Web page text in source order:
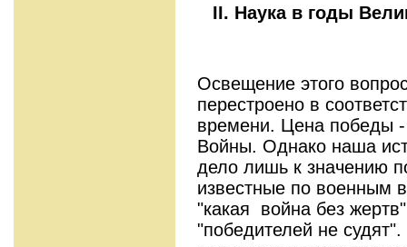
II. Наука в годы
Освещение этого
перестроено в
времени. Цена победы -
Войны. Однако наша
дело лишь к значению
известные по военным
"какая война без
"победителей не